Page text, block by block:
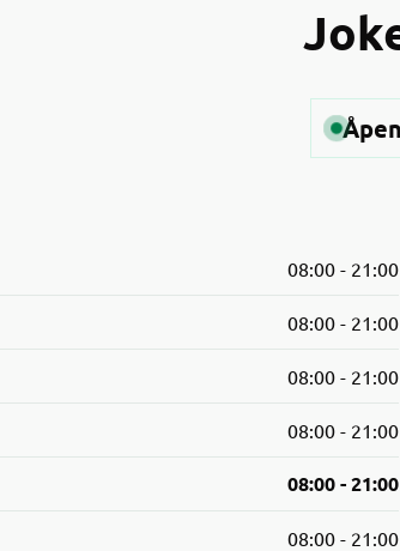
08:00 - 21:00
08:00 - 21:00
08:00 - 21:00
08:00 - 21:00
08:00 - 21:00
08:00 - 21:00